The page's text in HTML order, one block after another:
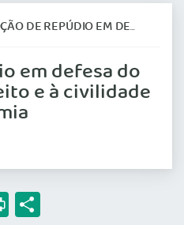
EM DEFESA DO MÉDICO, AO RESPEITO E À CIVILIDADE NA CPI DA PANDEMIA
em defesa do
e à civilidade
Print